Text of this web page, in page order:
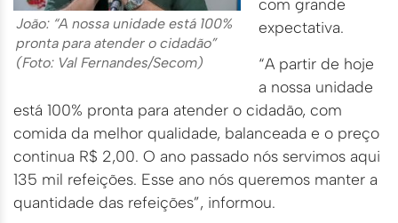
João: “A nossa unidade está 100%
pronta para atender o cidadão”
(Foto: Val Fernandes/Secom)
com grande
expectativa.
“A partir de hoje
a nossa unidade
está 100% pronta para atender o cidadão, com
comida da melhor qualidade, balanceada e o preço
continua R$ 2,00. O ano passado nós servimos aqui
135 mil refeições. Esse ano nós queremos manter a
quantidade das refeições”, informou.